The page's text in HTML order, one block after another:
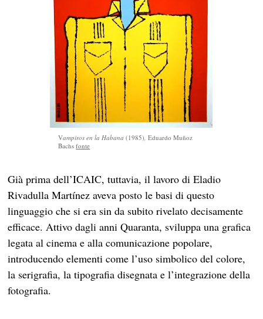
Vampiros en la Habana(1985) Eduardo Muñoz
Bachsfonte
Già prima dell’ICAIC, tuttavia, il lavoro di Eladio
Rivadulla Martínez aveva posto le basi di questo
linguaggio che si era sin da subito rivelato decisamente
efficace. Attivo dagli anni Quaranta, sviluppa una grafica
legata al cinema e alla comunicazione popolare,
introducendo elementi come l’uso simbolico del colore,
la serigrafia, la tipografia disegnata e l’integrazione della
fotografia.